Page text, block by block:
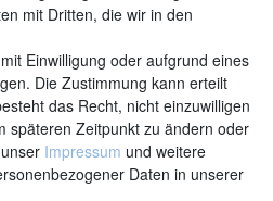
mit Dritten, die wir in den
Einwilligung oder aufgrund eines
Die Zustimmung kann erteilt
das Recht, nicht einzuwilligen
späteren Zeitpunkt zu ändern oder
Impressum und weitere
Daten in unserer